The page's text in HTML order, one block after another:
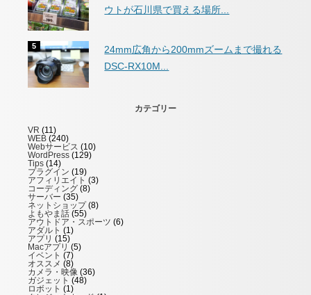
ウトが石川県で買える場所...
24mm広角から200mmズームまで撮れる
DSC-RX10M...
カテゴリー
VR (11)
WEB (240)
Webサービス (10)
WordPress (129)
Tips (14)
プラグイン (19)
アフィリエイト (3)
コーディング (8)
サーバー (35)
ネットショップ(8)
よもやま話 (55)
アウトドア・スポーツ (6)
アダルト (1)
アプリ (15)
Macアプリ (5)
イベント (7)
オススメ (8)
カメラ・映像 (36)
ガジェット (48)
ロボット (1)